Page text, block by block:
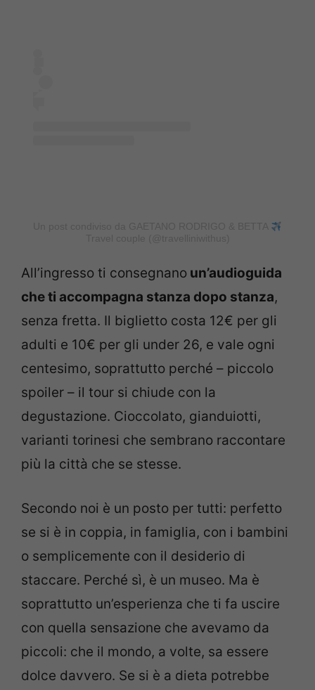
All’ingresso ti consegnano un’audioguida
che ti accompagna stanza dopo stanza,
senza fretta. Il biglietto costa 12€ per gli
adulti e 10€ per gli under 26, e vale ogni
centesimo, soprattutto perché – piccolo
spoiler – il tour si chiude con la
degustazione. Cioccolato, gianduiotti,
varianti torinesi che sembrano raccontare
più la città che se stesse.
Secondo noi è un posto per tutti: perfetto
se si è in coppia, in famiglia, con i bambini
o semplicemente con il desiderio di
staccare. Perché sì, è un museo. Ma è
soprattutto un’esperienza che ti fa uscire
con quella sensazione che avevamo da
piccoli: che il mondo, a volte, sa essere
dolce davvero. Se si è a dieta potrebbe